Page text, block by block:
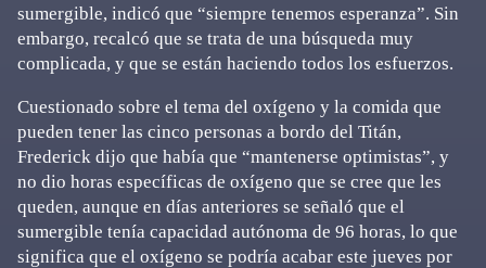
sumergible, indicó que “siempre tenemos esperanza”. Sin
embargo, recalcó que se trata de una búsqueda muy
complicada, y que se están haciendo todos los esfuerzos.
Cuestionado sobre el tema del oxígeno y la comida que
pueden tener las cinco personas a bordo del Titán,
Frederick dijo que había que “mantenerse optimistas”, y
no dio horas específicas de oxígeno que se cree que les
queden, aunque en días anteriores se señaló que el
sumergible tenía capacidad autónoma de 96 horas, lo que
significa que el oxígeno se podría acabar este jueves por